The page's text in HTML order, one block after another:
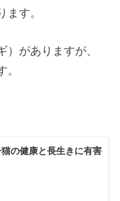
ます。
がありますが、
の健康と長生きに有害